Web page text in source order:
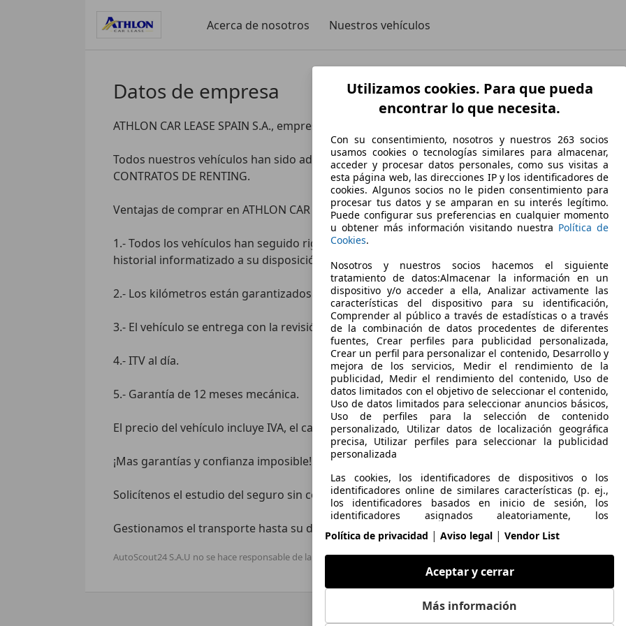
Acerca de nosotros Nuestros vehículos
Datos de empresa
ATHLON CAR LEASE SPAIN S.A., empresa de Renting con presencia en los principales países de
Todos nuestros vehículos han sido adquiridos en concesionarios oficiales en España y proceden
CONTRATOS DE RENTING.
Ventajas de comprar en ATHLON CAR LEASE:
1.- Todos los vehículos han seguido rigurosamente todas las revisiones mecánicas en talleres
historial informatizado a su disposición.
2.- Los kilómetros están garantizados y se reflejan en factura y en contrato.
3.- El vehículo se entrega con la revisión realizada según aconseja el fabricante.
4.- ITV al día.
5.- Garantía de 12 meses mecánica.
El precio del vehículo incluye IVA, el cambio de nombre.
¡Mas garantías y confianza imposible!
Solicítenos el estudio del seguro sin compromiso y la financiación a su medida.
Gestionamos el transporte hasta su domicilio particular en toda la Península.
AutoScout24 S.A.U no se hace responsable de la exactitud de la información.
Utilizamos cookies. Para que pueda
encontrar lo que necesita.
Con su consentimiento, nosotros y nuestros 263 socios
usamos cookies o tecnologías similares para almacenar,
acceder y procesar datos personales, como sus visitas a
esta página web, las direcciones IP y los identificadores de
cookies. Algunos socios no le piden consentimiento para
procesar tus datos y se amparan en su interés legítimo.
Puede configurar sus preferencias en cualquier momento
u obtener más información visitando nuestra Política de
Cookies.
Nosotros y nuestros socios hacemos el siguiente
tratamiento de datos:Almacenar la información en un
dispositivo y/o acceder a ella, Analizar activamente las
características del dispositivo para su identificación,
Comprender al público a través de estadísticas o a través
de la combinación de datos procedentes de diferentes
fuentes, Crear perfiles para publicidad personalizada,
Crear un perfil para personalizar el contenido, Desarrollo y
mejora de los servicios, Medir el rendimiento de la
publicidad, Medir el rendimiento del contenido, Uso de
datos limitados con el objetivo de seleccionar el contenido,
Uso de datos limitados para seleccionar anuncios básicos,
Uso de perfiles para la selección de contenido
personalizado, Utilizar datos de localización geográfica
precisa, Utilizar perfiles para seleccionar la publicidad
personalizada
Las cookies, los identificadores de dispositivos o los
identificadores online de similares características (p. ej.,
los identificadores basados en inicio de sesión, los
identificadores asignados aleatoriamente, los
identificadores basados en la red), junto con otra
información (p. ej., la información y el tipo del navegador,
el idioma, el tamaño de la pantalla, las tecnologías
compatibles, etc.), pueden almacenarse o leerse en tu
dispositivo a fin de reconocerlo siempre que se conecte a
una aplicación o a una página web para una o varias de
los finalidades que se recogen en el presente texto.
Política de privacidad | Aviso legal | Vendor List
Aceptar y cerrar
Más información